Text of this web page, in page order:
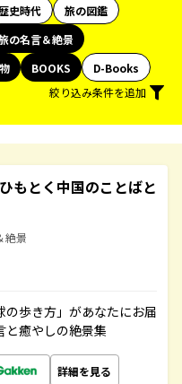
史時代
旅の図鑑
の名言＆絶景
BOOKS
D-Books
絞り込み条件を追加
もとく中国のことばと
絶景
歩き方」があなたにお届
と癒やしの絶景集
詳細を見る